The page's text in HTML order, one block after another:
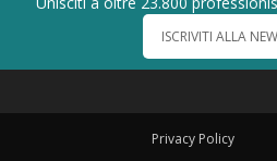
ISCRIVITI ALLA
Privacy Policy